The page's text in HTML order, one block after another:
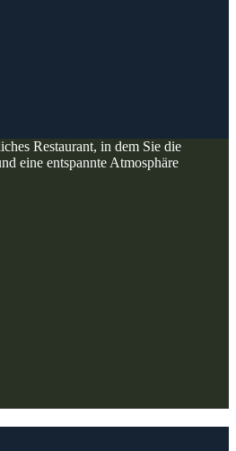
Restaurant, in dem Sie die
eine entspannte Atmosphäre